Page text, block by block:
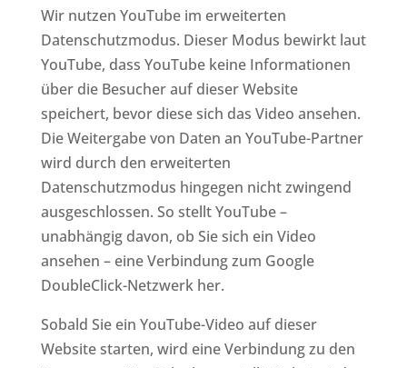
Wir nutzen YouTube im erweiterten
Datenschutzmodus. Dieser Modus bewirkt laut
YouTube, dass YouTube keine Informationen
über die Besucher auf dieser Website
speichert, bevor diese sich das Video ansehen.
Die Weitergabe von Daten an YouTube-Partner
wird durch den erweiterten
Datenschutzmodus hingegen nicht zwingend
ausgeschlossen. So stellt YouTube –
unabhängig davon, ob Sie sich ein Video
ansehen – eine Verbindung zum Google
DoubleClick-Netzwerk her.
Sobald Sie ein YouTube-Video auf dieser
Website starten, wird eine Verbindung zu den